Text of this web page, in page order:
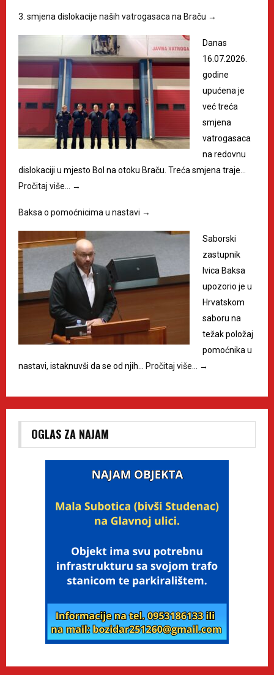
3. smjena dislokacije naših vatrogasaca na Braču →
Danas
16.07.2026.
godine
upućena je
već treća
smjena
vatrogasaca
na redovnu
dislokaciji u mjesto Bol na otoku Braču. Treća smjena traje…
Pročitaj više…
→
Baksa o pomoćnicima u nastavi →
Saborski
zastupnik
Ivica Baksa
upozorio je u
Hrvatskom
saboru na
težak položaj
pomoćnika u
nastavi, istaknuvši da se od njih…
Pročitaj više… →
OGLAS ZA NAJAM